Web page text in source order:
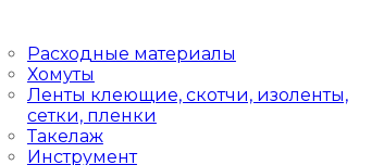
Расходные материалы
Хомуты
Ленты клеющие, скотчи, изоленты,
сетки, пленки
Такелаж
Инструмент